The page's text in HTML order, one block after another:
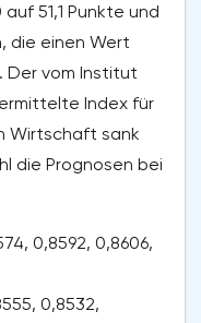
51,1 Punkte und
die einen Wert
Der vom Institut
Index für
Wirtschaft sank
die Prognosen bei
0,8592, 0,8606,
0,8532,